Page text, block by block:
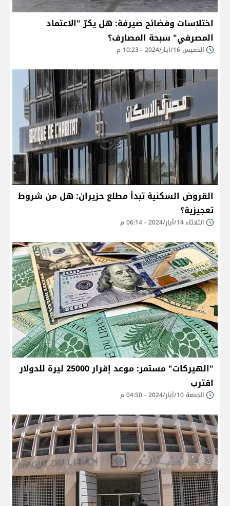
اختلاسات وفضائح صيرفة: هل يكرّ "الاعتماد
المصرفي" سبحة المصارف؟
الخميس 16/أيار/2024 - 10:23 م
القروض السكنية تبدأ مطلع حزيران: هل من شروط
تعجيزية؟
الثلاثاء 14/أيار/2024 - 06:14 م
"الهيركات" مستمر: موعد إقرار 25000 ليرة للدولار
اقترب
الجمعة 10/أيار/2024 - 04:50 م